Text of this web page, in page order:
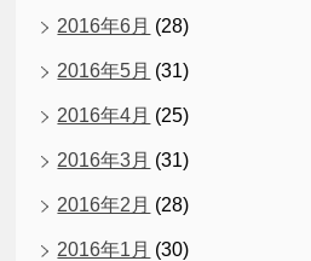
2016年6月 (28)
2016年5月 (31)
2016年4月 (25)
2016年3月 (31)
2016年2月 (28)
2016年1月 (30)